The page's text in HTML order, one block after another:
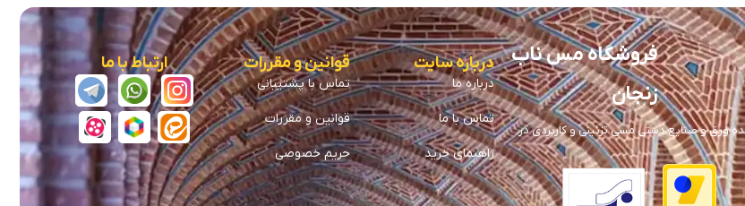
فروشگاه مس ناب
زنجان
ورق و صنایع دستی مسی تزئینی و کاربردی در
درباره سایت
درباره ما
تماس با ما
راهنمای خرید
قوانین و مقررات
تماس با پشتیبانی
قوانین و مقررات
حریم خصوصی
ارتباط با ما